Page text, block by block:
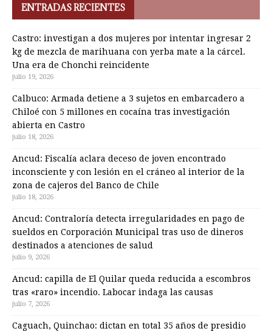
ENTRADAS RECIENTES
Castro: investigan a dos mujeres por intentar ingresar 2
kg de mezcla de marihuana con yerba mate a la cárcel.
Una era de Chonchi reincidente
julio 19, 2026
Calbuco: Armada detiene a 3 sujetos en embarcadero a
Chiloé con 5 millones en cocaína tras investigación
abierta en Castro
julio 18, 2026
Ancud: Fiscalía aclara deceso de joven encontrado
inconsciente y con lesión en el cráneo al interior de la
zona de cajeros del Banco de Chile
julio 18, 2026
Ancud: Contraloría detecta irregularidades en pago de
sueldos en Corporación Municipal tras uso de dineros
destinados a atenciones de salud
julio 9, 2026
Ancud: capilla de El Quilar queda reducida a escombros
tras «raro» incendio. Labocar indaga las causas
julio 7, 2026
Caguach, Quinchao: dictan en total 35 años de presidio